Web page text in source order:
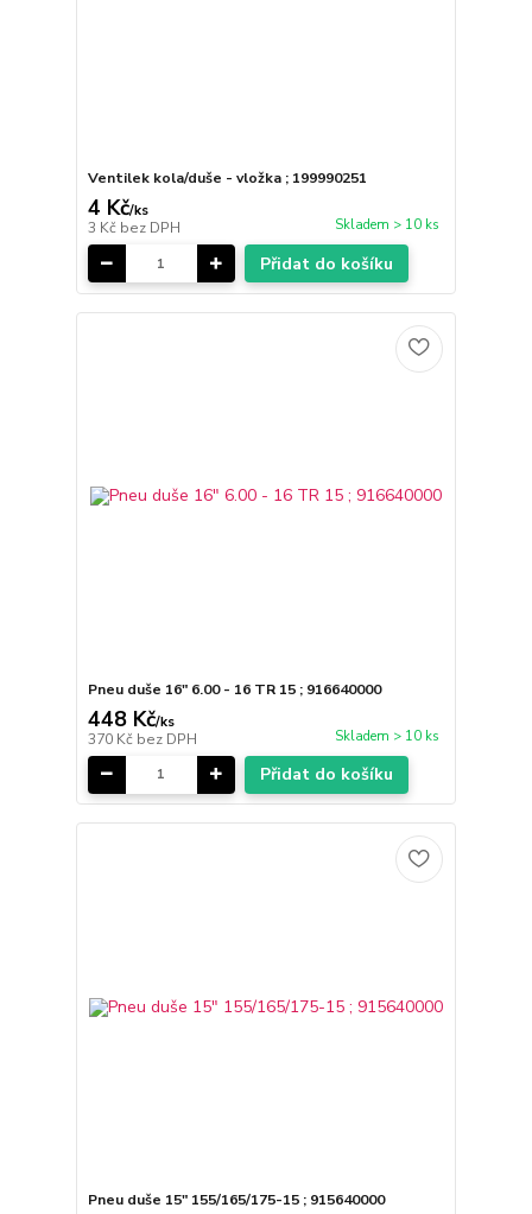
Ventilek kola/duše - vložka ; 199990251
4 Kč/ks
3 Kč bez DPH Skladem > 10 ks
Přidat do košíku
Pneu duše 16" 6.00 - 16 TR 15 ; 916640000
448 Kč/ks
370 Kč bez DPH Skladem > 10 ks
Přidat do košíku
Pneu duše 15" 155/165/175-15 ; 915640000